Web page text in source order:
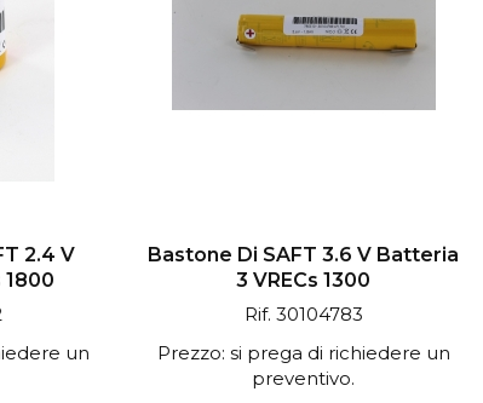
2.4 V
1800
un
Bastone Di SAFT 3.6 V Batteria
3 VRECs 1300
Rif. 30104783
Prezzo: si prega di richiedere un
preventivo.